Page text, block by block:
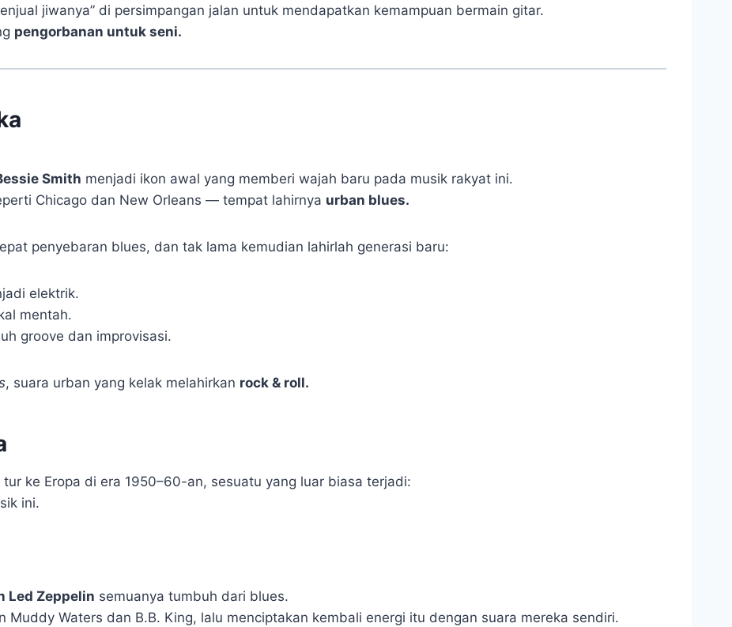
jiwanya” di persimpangan jalan untuk mendapatkan kemampuan bermain gitar.
pengorbanan untuk seni.
Smith menjadi ikon awal yang memberi wajah baru pada musik rakyat ini.
Chicago dan New Orleans — tempat lahirnya urban blues.
penyebaran blues, dan tak lama kemudian lahirlah generasi baru:
elektrik.
mentah.
groove dan improvisasi.
, suara urban yang kelak melahirkan rock & roll.
ke Eropa di era 1950–60-an, sesuatu yang luar biasa terjadi:
ini.
Led Zeppelin semuanya tumbuh dari blues.
Muddy Waters dan B.B. King, lalu menciptakan kembali energi itu dengan suara mereka sendiri.